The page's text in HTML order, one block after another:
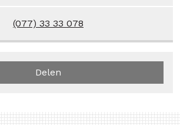
(077) 33 33 078
Delen